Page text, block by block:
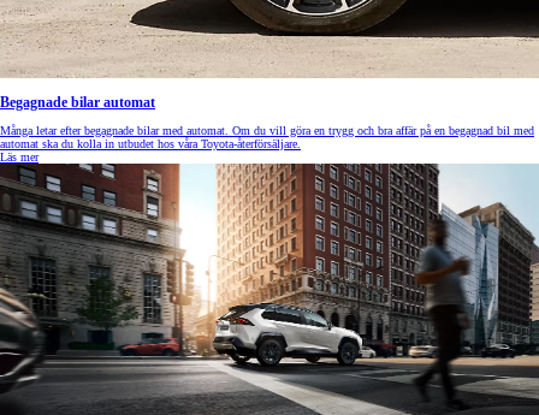
Begagnade bilar automat
Många letar efter begagnade bilar med automat. Om du vill göra en trygg och bra affär på en begagnad bil med
automat ska du kolla in utbudet hos våra Toyota-återförsäljare.
Läs mer